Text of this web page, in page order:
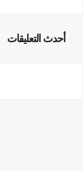
أحدث التعليقات